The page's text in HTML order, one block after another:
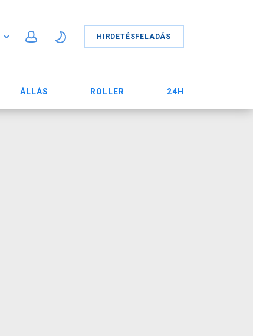
HIRDETÉSFELADÁS
ÁLLÁS ROLLER 24H